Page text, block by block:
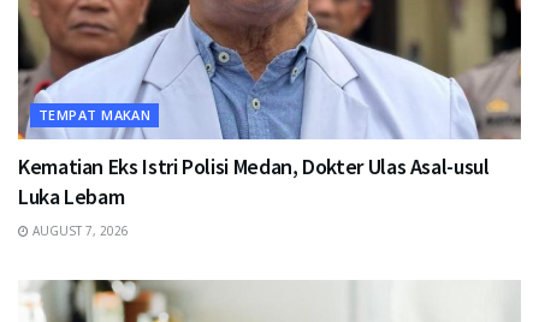
TEMPAT MAKAN
Kematian Eks Istri Polisi Medan, Dokter Ulas Asal-usul
Luka Lebam
AUGUST 7, 2026